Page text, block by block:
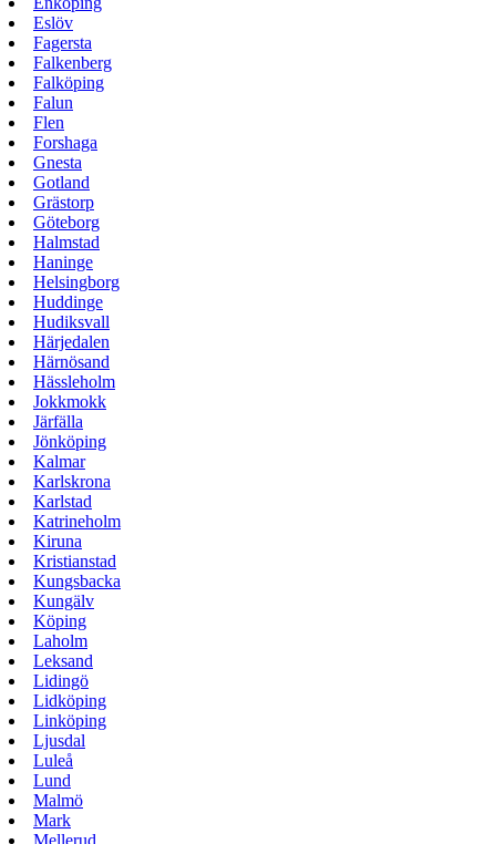
Eslöv
Fagersta
Falkenberg
Falköping
Falun
Flen
Forshaga
Gnesta
Gotland
Grästorp
Göteborg
Halmstad
Haninge
Helsingborg
Huddinge
Hudiksvall
Härjedalen
Härnösand
Hässleholm
Jokkmokk
Järfälla
Jönköping
Kalmar
Karlskrona
Karlstad
Katrineholm
Kiruna
Kristianstad
Kungsbacka
Kungälv
Köping
Laholm
Leksand
Lidingö
Lidköping
Linköping
Ljusdal
Luleå
Lund
Malmö
Mark
Mellerud